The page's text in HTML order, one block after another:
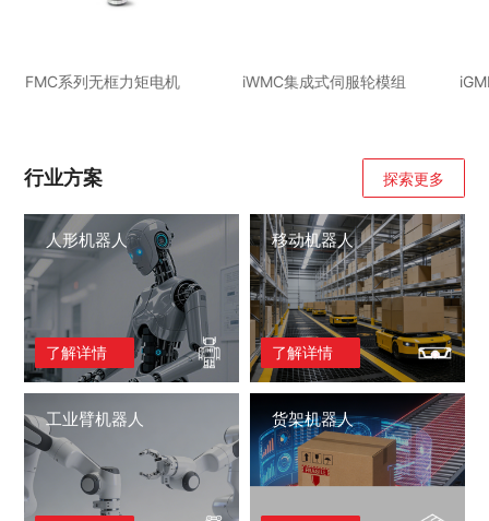
FMC系列无框力矩电机 iWMC集成式伺服轮模组
行业方案 探索更多
人形机器人
了解详情
移动机器人
了解详情
工业臂机器人 货架机器人